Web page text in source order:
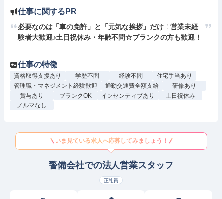
仕事に関するPR
必要なのは「車の免許」と「元気な挨拶」だけ！営業未経
験者大歓迎♪土日祝休み・年齢不問☆ブランクの方も歓迎！
仕事の特徴
資格取得支援あり 学歴不問 経験不問
住宅手当あり
管理職・マネジメント経験歓迎
通勤交通費全額支給
研修あり
賞与あり
ブランクOK インセンティブあり
土日祝休み
ノルマなし
いま見ている求人へ応募してみましょう！
警備会社での法人営業スタッフ
正社員